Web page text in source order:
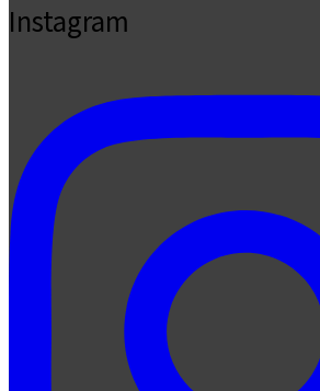
Instagram